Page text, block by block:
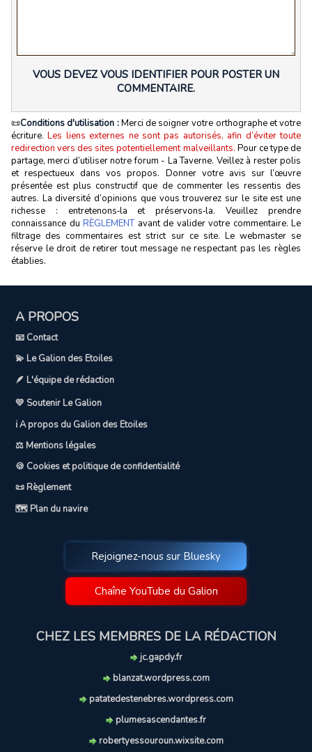
VOUS DEVEZ VOUS IDENTIFIER POUR POSTER UN
COMMENTAIRE.
📜Conditions d'utilisation :Merci de soigner votre orthographe et votre
écriture.Les liens externes ne sont pas autorisés, afin d’éviter toute
redirection vers des sites potentiellement malveillants. Pour ce type de
partage, merci d’utiliser notre forum - La Taverne. Veillez à rester polis
et respectueux dans vos propos. Donner votre avis sur l’œuvre
présentée est plus constructif que de commenter les ressentis des
autres. La diversité d’opinions que vous trouverez sur le site est une
richesse : entretenons‑la et préservons‑la. Veuillez prendre
connaissance du RÈGLEMENTavant de valider votre commentaire. Le
filtrage des commentaires est strict sur ce site. Le webmaster se
réserve le droit de retirer tout message ne respectant pas les règles
établies.
A PROPOS
📧 Contact
💫 Le Galion des Etoiles
🪶 L'équipe de rédaction
💛 Soutenir Le Galion
ℹ️ A propos du Galion des Etoiles
⚖️ Mentions légales
🍪 Cookies et politique de confidentialité
📜 Règlement
🗺️ Plan du navire
Rejoignez-nous sur Bluesky
Chaîne YouTube du Galion
CHEZ LES MEMBRES DE LA RÉDACTION
jc.gapdy.fr
blanzat.wordpress.com
patatedestenebres.wordpress.com
plumesascendantes.fr
robertyessouroun.wixsite.com